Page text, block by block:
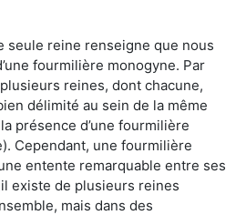
seule reine renseigne que nous
fourmilière monogyne. Par
reines, dont chacune,
délimité au sein de la même
présence d’une fourmilière
Cependant, une fourmilière
entente remarquable entre ses
existe de plusieurs reines
mais dans des